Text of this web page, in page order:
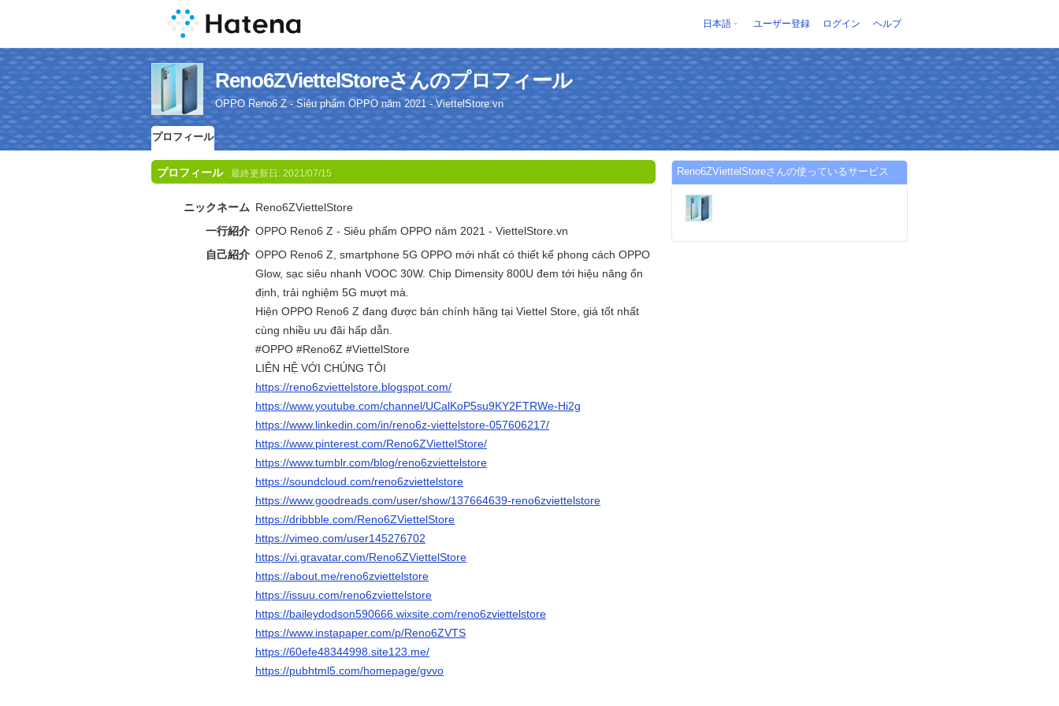
日本語 ユーザー登録 ログイン ヘルプ
Reno6ZViettelStoreさんのプロフィール
OPPO Reno6 Z - Siêu phẩm OPPO năm 2021 - ViettelStore.vn
プロフィール
プロフィール 最終更新日: 2021/07/15
ニックネーム Reno6ZViettelStore
一行紹介 OPPO Reno6 Z - Siêu phẩm OPPO năm 2021 - ViettelStore.vn
自己紹介 OPPO Reno6 Z, smartphone 5G OPPO mới nhất có thiết kế phong cách OPPO
Glow, sạc siêu nhanh VOOC 30W. Chip Dimensity 800U đem tới hiệu năng ổn
định, trải nghiệm 5G mượt mà.
Hiện OPPO Reno6 Z đang được bán chính hãng tại Viettel Store, giá tốt nhất
cùng nhiều ưu đãi hấp dẫn.
#OPPO #Reno6Z #ViettelStore
LIÊN HỆ VỚI CHÚNG TÔI
https://reno6zviettelstore.blogspot.com/
https://www.youtube.com/channel/UCalKoP5su9KY2FTRWe-Hi2g
https://www.linkedin.com/in/reno6z-viettelstore-057606217/
https://www.pinterest.com/Reno6ZViettelStore/
https://www.tumblr.com/blog/reno6zviettelstore
https://soundcloud.com/reno6zviettelstore
https://www.goodreads.com/user/show/137664639-reno6zviettelstore
https://dribbble.com/Reno6ZViettelStore
https://vimeo.com/user145276702
https://vi.gravatar.com/Reno6ZViettelStore
https://about.me/reno6zviettelstore
https://issuu.com/reno6zviettelstore
https://baileydodson590666.wixsite.com/reno6zviettelstore
https://www.instapaper.com/p/Reno6ZVTS
https://60efe48344998.site123.me/
https://pubhtml5.com/homepage/gvvo
Reno6ZViettelStoreさんの使っているサービス